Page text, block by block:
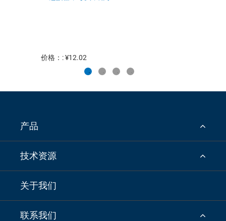
价格：: ¥12.02
产品
技术资源
关于我们
联系我们